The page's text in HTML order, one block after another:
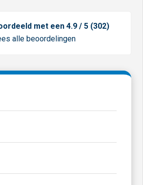
met een 4.9 / 5 (302)
alle beoordelingen